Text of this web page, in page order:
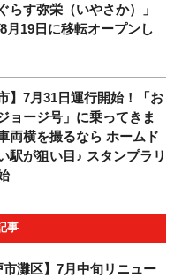
らす弥栄（いやさか）」
月19日に移転オープンし
】7月31日運行開始！「お
ョージ号」に乗ってきま
両横を撮るなら ホームド
駅が狙い目♪ スタンプラリ
事
市灘区】7月中旬リニュー